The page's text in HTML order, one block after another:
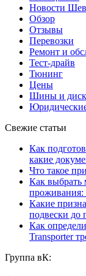
Новости
Обзор
Отзывы
Перевозки
Ремонт и
Тест-драйв
Тюнинг
Цены
Шины и
Свежие статьи
Как
какие
Что такое
Как выбрать
Какие
подвески до
Как
Transporter
Группа вК: